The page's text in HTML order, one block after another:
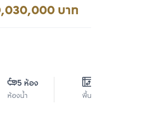
บาท
5 ห้อง
ห้องน้ำ พื้นที่ใช้สอย